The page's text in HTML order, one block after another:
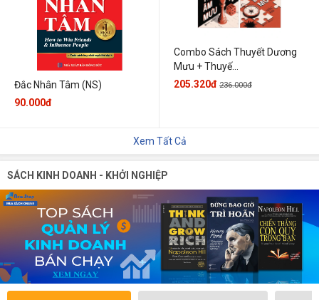
Đắc Nhân Tâm (NS)
90.000đ
Combo Sách Thuyết Dương
Mưu + Thuyế...
205.320đ 236.000đ
Xem Tất Cả
SÁCH KINH DOANH - KHỞI NGHIỆP